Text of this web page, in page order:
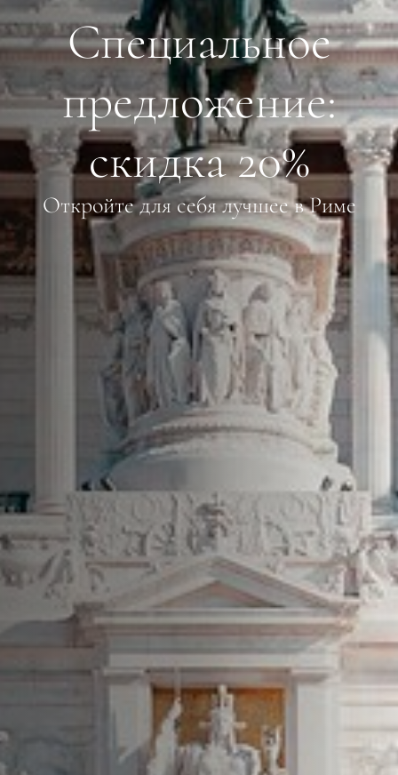
Специальное
предложение:
скидка 20%
Откройте для себя лучшее в Риме